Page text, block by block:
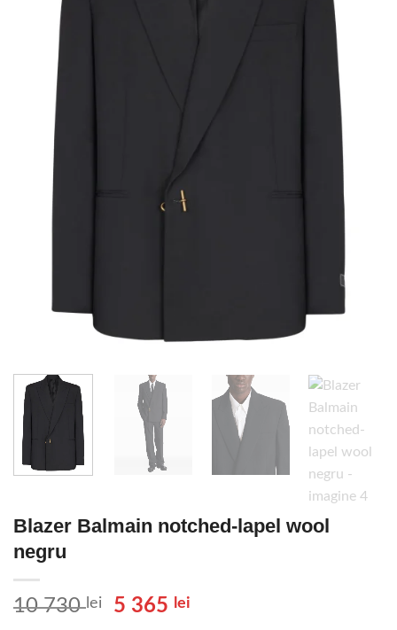
Blazer Balmain notched-lapel wool
negru
10 730 lei
Prețul
5 365 lei